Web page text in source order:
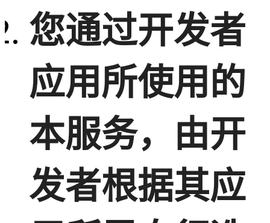
您通过开发者
应用所使用的
本服务，由开
发者根据其应